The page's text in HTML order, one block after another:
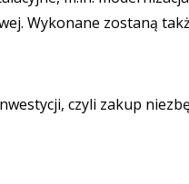
Wykonane zostaną
czyli zakup